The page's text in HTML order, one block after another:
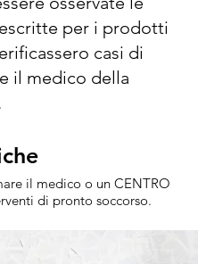
uniformemente.
delle
allo sviluppo
ad intervalli di 5-7
i normali
Eseguire i
più fresche della
per i prodotti
casi di
il medico della
il medico o un CENTRO
di pronto soccorso.